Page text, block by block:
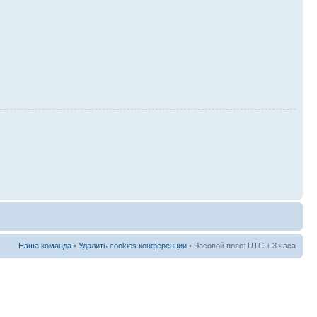
Наша команда • Удалить cookies конференции • Часовой пояс: UTC + 3 часа